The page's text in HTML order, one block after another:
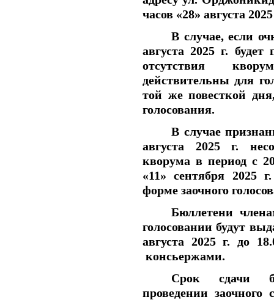
часов «28» августа
В случае, если
августа 2025 г.
отсутствия
действительны для
той же повесткой
голосования.
В случае
августа 2025 г.
кворума в период с
«11» сентября 2025
форме заочного
Бюллетени
голосовании будут
августа 2025 г. до
консьержами.
Срок сдачи
проведении